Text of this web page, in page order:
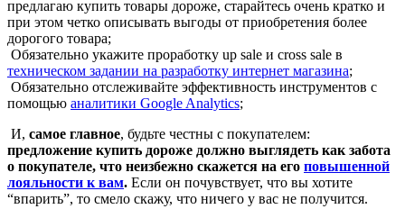
предлагаю купить товары дороже, старайтесь очень кратко и
при этом четко описывать выгоды от приобретения более
дорогого товара;
Обязательно укажите проработку up sale и cross sale в
техническом задании на разработку интернет магазина;
Обязательно отслеживайте эффективность инструментов с
помощью аналитики Google Analytics;
И, самое главное, будьте честны с покупателем:
предложение купить дороже должно выглядеть как забота
о покупателе, что неизбежно скажется на его повышенной
лояльности к вам. Если он почувствует, что вы хотите
“впарить”, то смело скажу, что ничего у вас не получится.